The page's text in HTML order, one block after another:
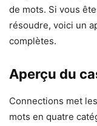
de mots. Si vous
résoudre, voici un
complètes.
Aperçu du
Connections met
mots en quatre